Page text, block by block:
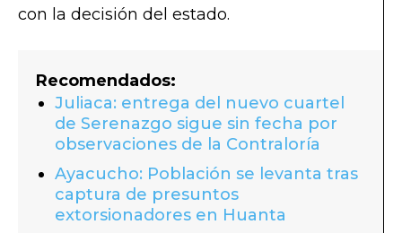
con la decisión del estado.
Recomendados:
Juliaca: entrega del nuevo cuartel
de Serenazgo sigue sin fecha por
observaciones de la Contraloría
Ayacucho: Población se levanta tras
captura de presuntos
extorsionadores en Huanta